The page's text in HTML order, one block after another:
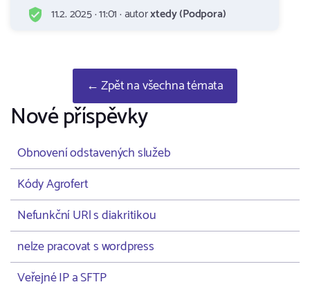
11.2. 2025 · 11:01 · autorxtedy (Podpora)
← Zpět na všechna témata
Nové příspěvky
Obnovení odstavených služeb
Kódy Agrofert
Nefunkční URl s diakritikou
nelze pracovat s wordpress
Veřejné IP a SFTP